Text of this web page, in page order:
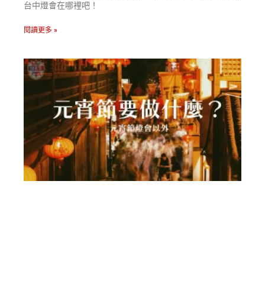
台中燈會在哪裡吧！
閱讀更多 »